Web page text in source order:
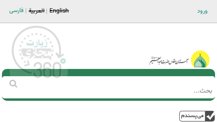
ورود فارسی العربية English
Main men-AR
استمارة
‏